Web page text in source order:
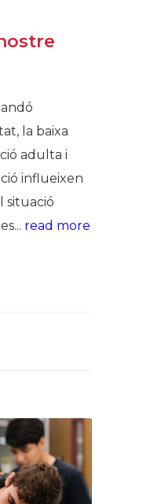
la baixa
adulta i
influeixen
situació
read more